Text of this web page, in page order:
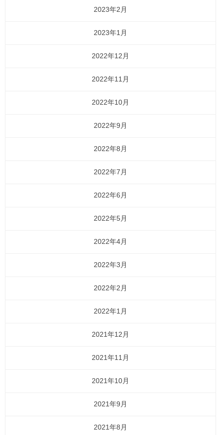
2023年2月
2023年1月
2022年12月
2022年11月
2022年10月
2022年9月
2022年8月
2022年7月
2022年6月
2022年5月
2022年4月
2022年3月
2022年2月
2022年1月
2021年12月
2021年11月
2021年10月
2021年9月
2021年8月